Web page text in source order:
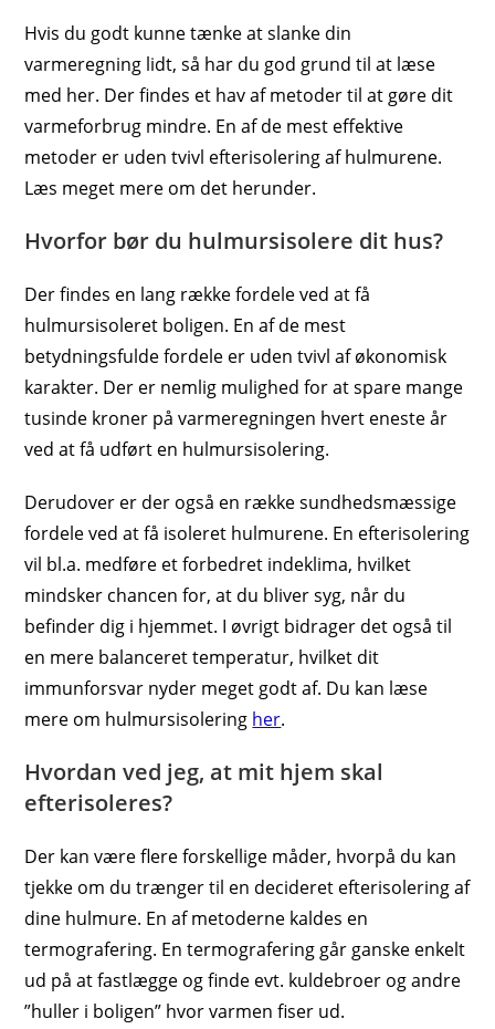
Hvis du godt kunne tænke at slanke din
varmeregning lidt, så har du god grund til at læse
med her. Der findes et hav af metoder til at gøre dit
varmeforbrug mindre. En af de mest effektive
metoder er uden tvivl efterisolering af hulmurene.
Læs meget mere om det herunder.
Hvorfor bør du hulmursisolere dit hus?
Der findes en lang række fordele ved at få
hulmursisoleret boligen. En af de mest
betydningsfulde fordele er uden tvivl af økonomisk
karakter. Der er nemlig mulighed for at spare mange
tusinde kroner på varmeregningen hvert eneste år
ved at få udført en hulmursisolering.
Derudover er der også en række sundhedsmæssige
fordele ved at få isoleret hulmurene. En efterisolering
vil bl.a. medføre et forbedret indeklima, hvilket
mindsker chancen for, at du bliver syg, når du
befinder dig i hjemmet. I øvrigt bidrager det også til
en mere balanceret temperatur, hvilket dit
immunforsvar nyder meget godt af. Du kan læse
mere om hulmursisolering her.
Hvordan ved jeg, at mit hjem skal
efterisoleres?
Der kan være flere forskellige måder, hvorpå du kan
tjekke om du trænger til en decideret efterisolering af
dine hulmure. En af metoderne kaldes en
termografering. En termografering går ganske enkelt
ud på at fastlægge og finde evt. kuldebroer og andre
”huller i boligen” hvor varmen fiser ud.